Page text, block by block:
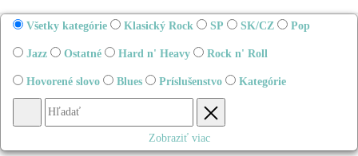
Všetky kategórie Klasický Rock SP SK/CZ Pop
Jazz Ostatné Hard n' Heavy Rock n' Roll
Hovorené slovo Blues Príslušenstvo Kategórie
Zobraziť viac